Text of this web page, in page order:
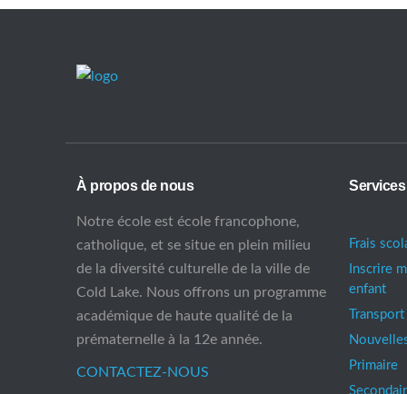
À propos de nous
Notre école est école francophone,
catholique, et se situe en plein milieu
de la diversité culturelle de la ville de
Cold Lake. Nous offrons un programme
académique de haute qualité de la
prématernelle à la 12e année.
CONTACTEZ-NOUS
Services
Frais
Inscrire
enfant
Transport
Primaire